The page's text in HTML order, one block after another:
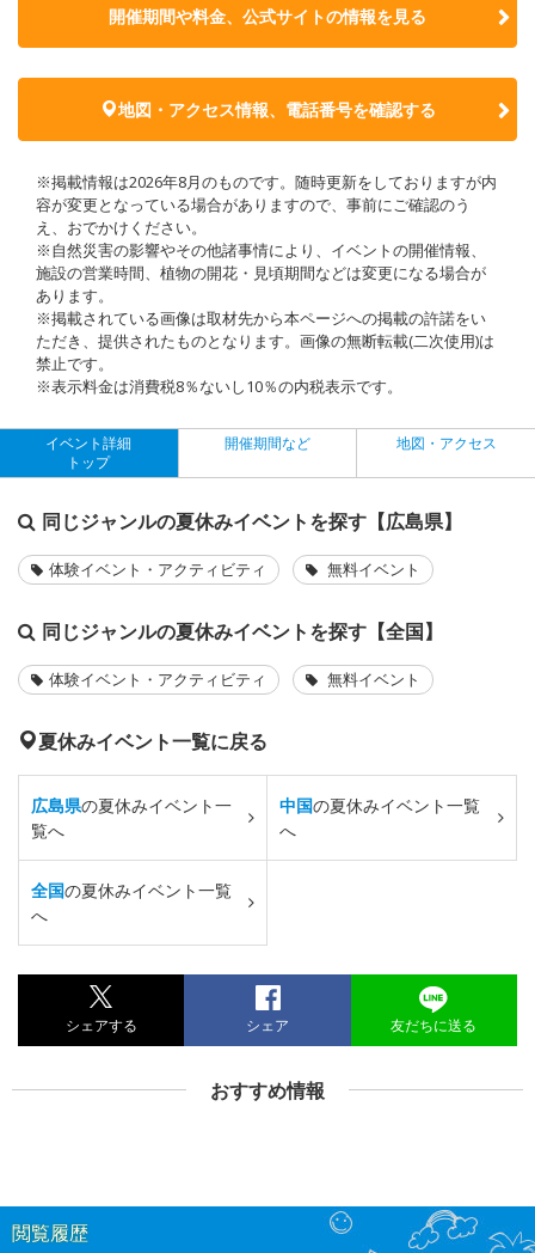
開催期間や料金、公式サイトの情報を見る
地図・アクセス情報、電話番号を確認する
※掲載情報は2026年8月のものです。随時更新をしておりますが内
容が変更となっている場合がありますので、事前にご確認のう
え、おでかけください。
※自然災害の影響やその他諸事情により、イベントの開催情報、
施設の営業時間、植物の開花・見頃期間などは変更になる場合が
あります。
※掲載されている画像は取材先から本ページへの掲載の許諾をい
ただき、提供されたものとなります。画像の無断転載(二次使用)は
禁止です。
※表示料金は消費税8％ないし10％の内税表示です。
イベント詳細
トップ
開催期間など 地図・アクセス
同じジャンルの夏休みイベントを探す【広島県】
体験イベント・アクティビティ 無料イベント
同じジャンルの夏休みイベントを探す【全国】
体験イベント・アクティビティ 無料イベント
夏休みイベント一覧に戻る
広島県の夏休みイベント一
覧へ
中国の夏休みイベント一覧
へ
全国の夏休みイベント一覧
へ
シェアする シェア 友だちに送る
おすすめ情報
閲覧履歴